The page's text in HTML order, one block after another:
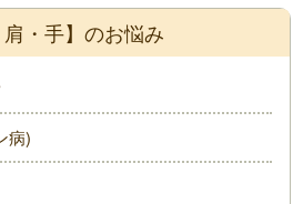
肩・手】のお悩み
病)